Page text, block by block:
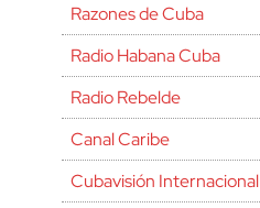
Razones de Cuba
Radio Habana Cuba
Radio Rebelde
Canal Caribe
Cubavisión Internacional